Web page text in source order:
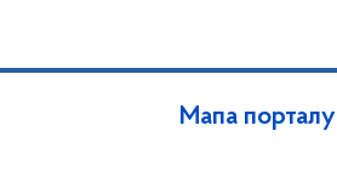
Мапа порталу